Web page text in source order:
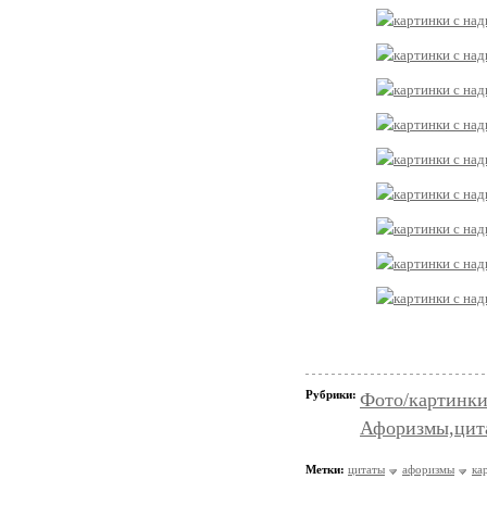
Рубрики: Фото/картинки
Метки: цитаты афоризмы